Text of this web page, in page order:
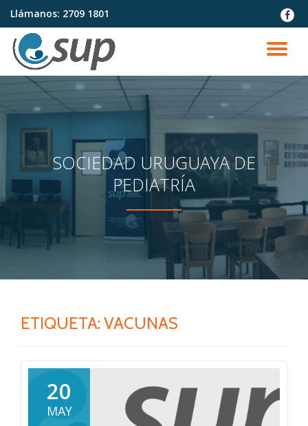
Saltar
contenido
Llámanos: 2709 1801
fa-
SOCIEDAD URUGUAYA DE
PEDIATRÍA
ETIQUETA:VACUNAS
20
MAY